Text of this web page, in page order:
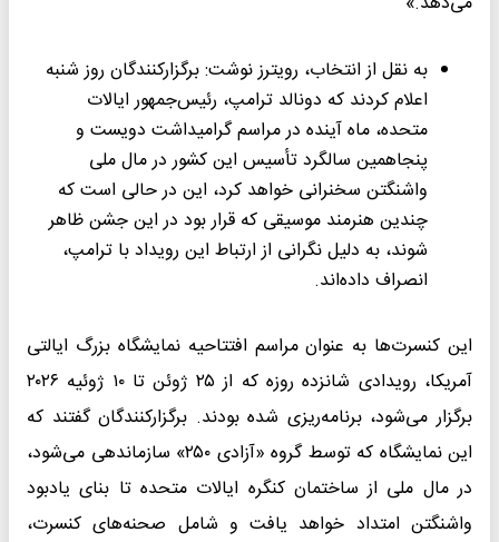
به نقل از انتخاب، رویترز نوشت: برگزارکنندگان روز شنبه
اعلام کردند که دونالد ترامپ، رئیس‌جمهور ایالات
متحده، ماه آینده در مراسم گرامیداشت دویست و
پنجاهمین سالگرد تأسیس این کشور در مال ملی
واشنگتن سخنرانی خواهد کرد، این در حالی است که
چندین هنرمند موسیقی که قرار بود در این جشن ظاهر
شوند، به دلیل نگرانی از ارتباط این رویداد با ترامپ،
انصراف داده‌اند.
این کنسرت‌ها به عنوان مراسم افتتاحیه نمایشگاه بزرگ ایالتی
آمریکا، رویدادی شانزده روزه که از ۲۵ ژوئن تا ۱۰ ژوئیه ۲۰۲۶
برگزار می‌شود، برنامه‌ریزی شده بودند. برگزارکنندگان گفتند که
این نمایشگاه که توسط گروه «آزادی ۲۵۰» سازماندهی می‌شود،
در مال ملی از ساختمان کنگره ایالات متحده تا بنای یادبود
واشنگتن امتداد خواهد یافت و شامل صحنه‌های کنسرت،